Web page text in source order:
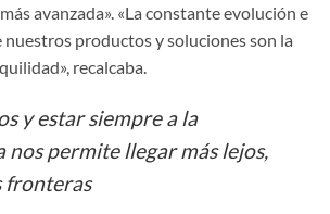
avanzada». «La constante evolución e
productos y soluciones son la
recalcaba.
y estar siempre a la
nos permite llegar más lejos,
fronteras